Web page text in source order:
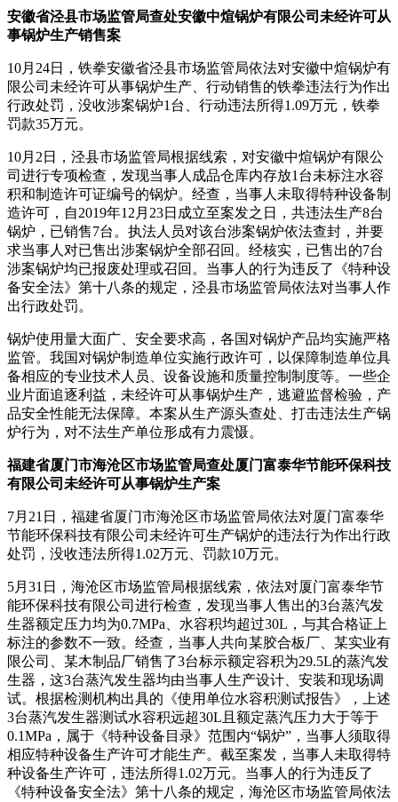
安徽省泾县市场监管局查处安徽中煊锅炉有限公司未经许可从
事锅炉生产销售案
10月24日，铁拳安徽省泾县市场监管局依法对安徽中煊锅炉有
限公司未经许可从事锅炉生产、行动销售的铁拳违法行为作出
行政处罚，没收涉案锅炉1台、行动违法所得1.09万元，铁拳
罚款35万元。
10月2日，泾县市场监管局根据线索，对安徽中煊锅炉有限公
司进行专项检查，发现当事人成品仓库内存放1台未标注水容
积和制造许可证编号的锅炉。经查，当事人未取得特种设备制
造许可，自2019年12月23日成立至案发之日，共违法生产8台
锅炉，已销售7台。执法人员对该台涉案锅炉依法查封，并要
求当事人对已售出涉案锅炉全部召回。经核实，已售出的7台
涉案锅炉均已报废处理或召回。当事人的行为违反了《特种设
备安全法》第十八条的规定，泾县市场监管局依法对当事人作
出行政处罚。
锅炉使用量大面广、安全要求高， 各国对锅炉产品均实施严格
监管。我国对锅炉制造单位实施行政许可，以保障制造单位具
备相应的专业技术人员、设备设施和质量控制制度等。一些企
业片面追逐利益，未经许可从事锅炉生产，逃避监督检验，产
品安全性能无法保障。本案从生产源头查处、打击违法生产锅
炉行为，对不法生产单位形成有力震慑。
福建省厦门市海沧区市场监管局查处厦门富泰华节能环保科技
有限公司未经许可从事锅炉生产案
7月21日，福建省厦门市海沧区市场监管局依法对厦门富泰华
节能环保科技有限公司未经许可生产锅炉的违法行为作出行政
处罚，没收违法所得1.02万元、罚款10万元。
5月31日，海沧区市场监管局根据线索，依法对厦门富泰华节
能环保科技有限公司进行检查，发现当事人售出的3台蒸汽发
生器额定压力均为0.7MPa、水容积均超过30L，与其合格证上
标注的参数不一致。经查，当事人共向某胶合板厂、某实业有
限公司、某木制品厂销售了3台标示额定容积为29.5L的蒸汽发
生器，这3台蒸汽发生器均由当事人生产设计、安装和现场调
试。根据检测机构出具的《使用单位水容积测试报告》，上述
3台蒸汽发生器测试水容积远超30L且额定蒸汽压力大于等于
0.1MPa，属于《特种设备目录》范围内“锅炉”，当事人须取得
相应特种设备生产许可才能生产。截至案发，当事人未取得特
种设备生产许可，违法所得1.02万元。当事人的行为违反了
《特种设备安全法》第十八条的规定，海沧区市场监管局依法